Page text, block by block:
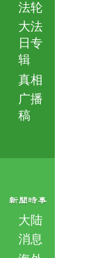
法轮
大法
日专
辑
真相
广播
稿
大陆
消息